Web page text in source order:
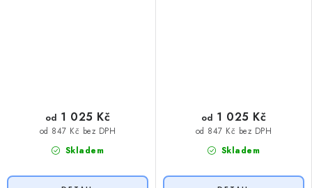
Skladem
od 847 Kč bez DPH
od 1 025 Kč
Skladem
od 847 Kč bez DPH
od 1 025 Kč